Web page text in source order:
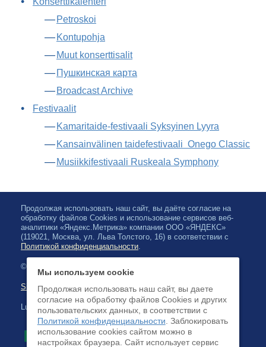
Petroskoi
Kontupohja
Muut konserttisalit
Пушкинская карта
Broadcast Archive
Festivaalit
Kamaritaide-festivaali Syksyinen Lyyra
Kansainvälinen taidefestivaali Onego Classic
Musiikkifestivaali Ruskeala Symphony
Продолжая использовать наш сайт, вы даёте согласие на
обработку файлов Cookies и использование сервисов веб-
аналитики «Яндекс.Метрика» компании ООО «ЯНДЕКС»
(119021, Москва, ул. Льва Толстого, 16) в соответствии с
Политикой конфиденциальности.
© 2026, Karjalan valtionfilharmonia
Sivuston kartta
Luottokortilla maksaminen on saatavilla
Мы используем cookie
Продолжая использовать наш сайт, вы даете
согласие на обработку файлов Cookies и других
пользовательских данных, в соответствии с
Политикой конфиденциальности . Заблокировать
использование cookies сайтом можно в
настройках браузера. Cайт использует сервис